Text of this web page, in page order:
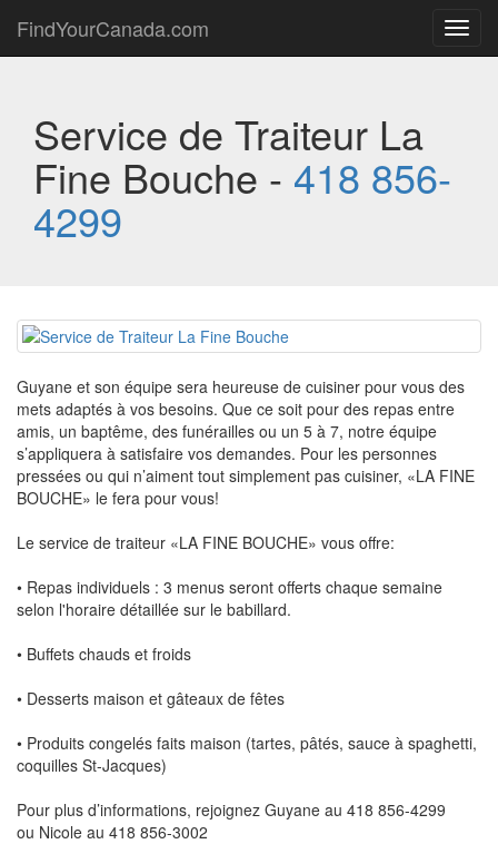
FindYourCanada.com
Service de Traiteur La
Fine Bouche - 418 856-
4299
Guyane et son équipe sera heureuse de cuisiner pour vous des
mets adaptés à vos besoins. Que ce soit pour des repas entre
amis, un baptême, des funérailles ou un 5 à 7, notre équipe
s’appliquera à satisfaire vos demandes. Pour les personnes
pressées ou qui n’aiment tout simplement pas cuisiner, «LA FINE
BOUCHE» le fera pour vous!
Le service de traiteur «LA FINE BOUCHE» vous offre:
• Repas individuels : 3 menus seront offerts chaque semaine
selon l'horaire détaillée sur le babillard.
• Buffets chauds et froids
• Desserts maison et gâteaux de fêtes
• Produits congelés faits maison (tartes, pâtés, sauce à spaghetti,
coquilles St-Jacques)
Pour plus d’informations, rejoignez Guyane au 418 856-4299
ou Nicole au 418 856-3002